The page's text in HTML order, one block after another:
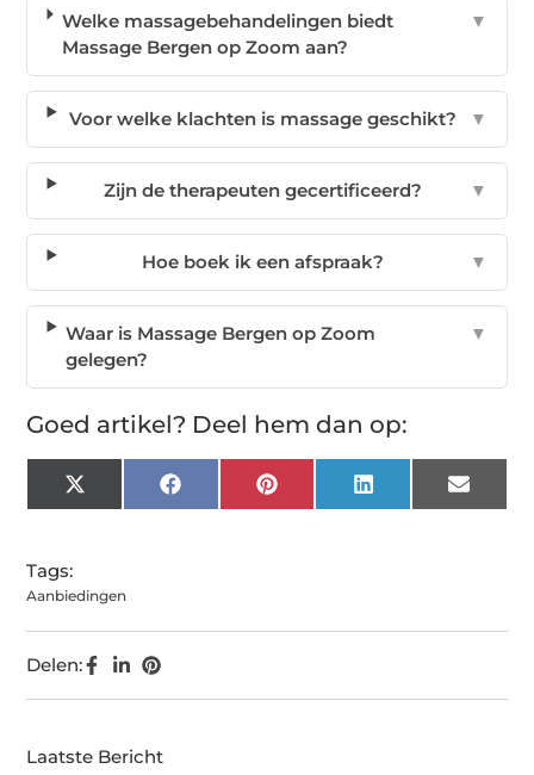
Welke massagebehandelingen biedt
Massage Bergen op Zoom aan?
▼
Voor welke klachten is massage geschikt? ▼
Zijn de therapeuten gecertificeerd? ▼
Hoe boek ik een afspraak? ▼
Waar is Massage Bergen op Zoom
gelegen?
▼
Goed artikel? Deel hem dan op:
X
(Twitter)
Facebook Pinterest LinkedIn Email
Tags:
Aanbiedingen
Delen:
Laatste Bericht